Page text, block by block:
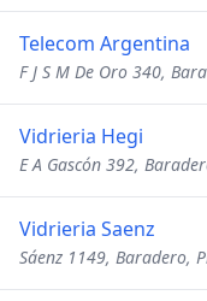
Telecom Argentina
F J S M De Oro 340,
Vidrieria Hegi
E A Gascón 392,
Vidrieria Saenz
Sáenz 1149, Baradero,